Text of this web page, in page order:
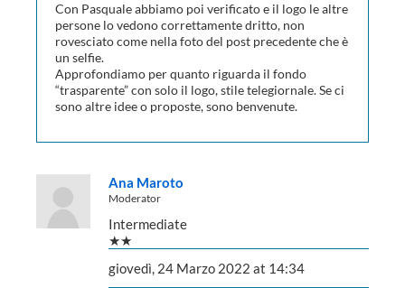
Con Pasquale abbiamo poi verificato e il logo le altre
persone lo vedono correttamente dritto, non
rovesciato come nella foto del post precedente che è
un selfie.
Approfondiamo per quanto riguarda il fondo
“trasparente” con solo il logo, stile telegiornale. Se ci
sono altre idee o proposte, sono benvenute.
Ana Maroto
Moderator
Intermediate
★★
giovedì, 24 Marzo 2022 at 14:34